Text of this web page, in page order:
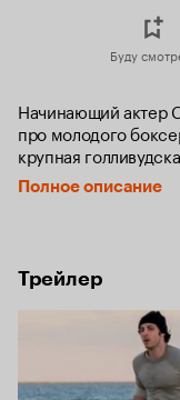
Буду
Начинающий актер
про молодого
крупная
ее продать только
сыграет он сам.
от предложенного
семью на годы
Полное описание
Трейлер